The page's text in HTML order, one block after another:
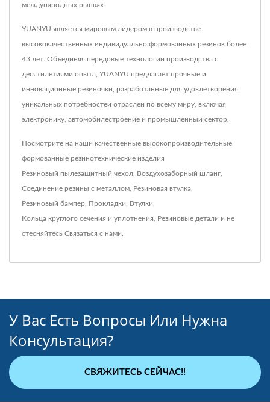
международных рынках.
YUANYU является мировым лидером в производстве
высококачественных индивидуально формованных резинок более
43 лет. Объединяя передовые технологии производства с
десятилетиями опыта, YUANYU предлагает прочные и
инновационные резиночки, разработанные для удовлетворения
уникальных потребностей отраслей по всему миру, включая
электронику, автомобилестроение и промышленный сектор.
Посмотрите на наши качественные высокопроизводительные
формованные резинотехнические изделия
Резиновый пылезащитный чехол Воздухозаборный шланг
Соединение резины с металлом Резиновая втулка
Резиновый бампер Прокладки Втулки
Кольца круглого сечения и уплотнения Резиновые детали и не
стесняйтесь Связаться с нами
У Вас Есть Вопросы Или Нужна
Консультация?
СВЯЖИТЕСЬ СЕЙЧАС!!